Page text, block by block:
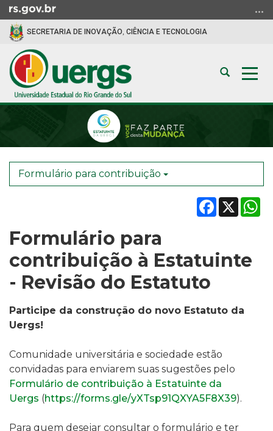
para
conteúdo
para
menu
busca
SECRETARIA DE INOVAÇÃO, CIÊNCIA E TECNOLOGIA
Abrir
busca
Formulário para contribuição
Facebook
X
Formulário para
contribuição à Estatuinte
- Revisão do Estatuto
Participe da construção do novo Estatuto da
Uergs!
Comunidade universitária e sociedade estão
convidadas para enviarem suas sugestões pelo
Formulário de contribuição à Estatuinte da
Uergs (https://forms.gle/yXTsp91QXYA5F8X39).
Para quem desejar consultar o formulário e ter